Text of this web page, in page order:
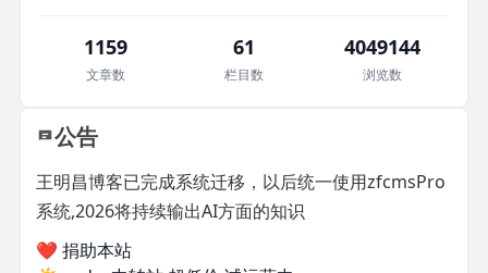
1159
文章数
61
栏目数
4049144
浏览数
公告
王明昌博客已完成系统迁移，以后统一使用zfcmsPro
系统,2026将持续输出AI方面的知识
❤️ 捐助本站